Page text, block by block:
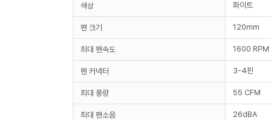
색상 화이트
팬 크기 120mm
최대 팬속도 1600 RPM
팬 커넥터 3-4핀
최대 풍량 55 CFM
최대 팬소음 26dBA